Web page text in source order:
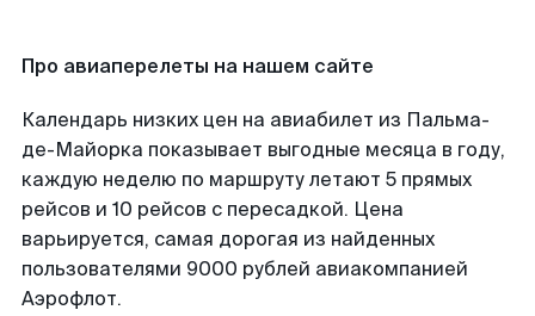
Про авиаперелеты на нашем сайте
Календарь низких цен на авиабилет из Пальма-
де-Майорка показывает выгодные месяца в году,
каждую неделю по маршруту летают 5 прямых
рейсов и 10 рейсов с пересадкой. Цена
варьируется, самая дорогая из найденных
пользователями 9000 рублей авиакомпанией
Аэрофлот.